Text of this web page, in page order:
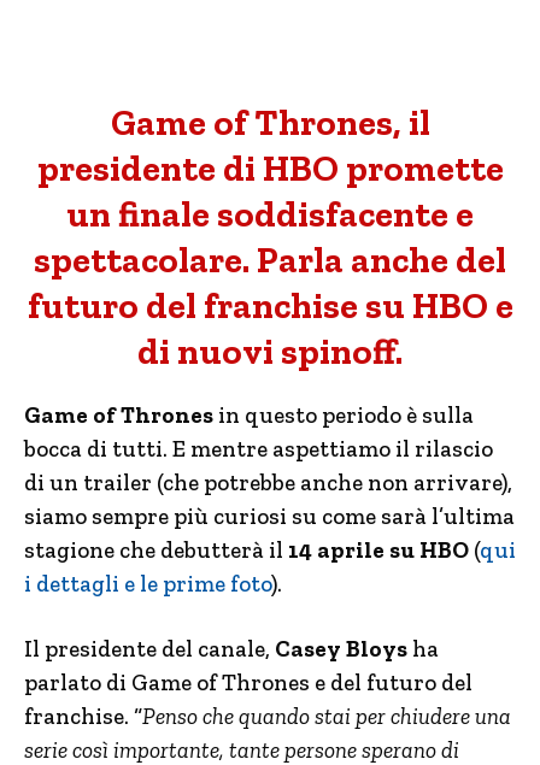
Game of Thrones, il
presidente di HBO promette
un finale soddisfacente e
spettacolare. Parla anche del
futuro del franchise su HBO e
di nuovi spinoff.
Game of Thrones in questo periodo è sulla
bocca di tutti. E mentre aspettiamo il rilascio
di un trailer (che potrebbe anche non arrivare),
siamo sempre più curiosi su come sarà l’ultima
stagione che debutterà il 14 aprile su HBO (qui
i dettagli e le prime foto).
Il presidente del canale, Casey Bloys ha
parlato di Game of Thrones e del futuro del
franchise. “Penso che quando stai per chiudere una
serie così importante, tante persone sperano di